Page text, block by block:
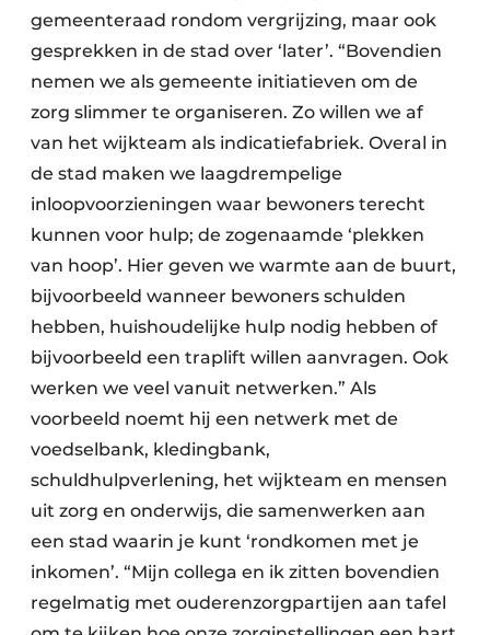
gemeenteraad rondom vergrijzing, maar ook
gesprekken in de stad over ‘later’. “Bovendien
nemen we als gemeente initiatieven om de
zorg slimmer te organiseren. Zo willen we af
van het wijkteam als indicatiefabriek. Overal in
de stad maken we laagdrempelige
inloopvoorzieningen waar bewoners terecht
kunnen voor hulp; de zogenaamde ‘plekken
van hoop’. Hier geven we warmte aan de buurt,
bijvoorbeeld wanneer bewoners schulden
hebben, huishoudelijke hulp nodig hebben of
bijvoorbeeld een traplift willen aanvragen. Ook
werken we veel vanuit netwerken.” Als
voorbeeld noemt hij een netwerk met de
voedselbank, kledingbank,
schuldhulpverlening, het wijkteam en mensen
uit zorg en onderwijs, die samenwerken aan
een stad waarin je kunt ‘rondkomen met je
inkomen’. “Mijn collega en ik zitten bovendien
regelmatig met ouderenzorgpartijen aan tafel